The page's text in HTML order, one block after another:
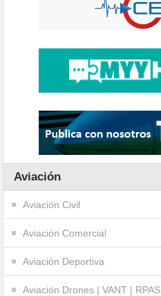
Aviación
Aviación Civil
Aviación Comercial
Aviación Deportiva
Aviación Drones | VANT | RPAS